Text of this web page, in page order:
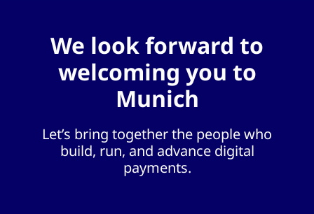
We look forward to
welcoming you to
Munich
Let’s bring together the people who
build, run, and advance digital
payments.